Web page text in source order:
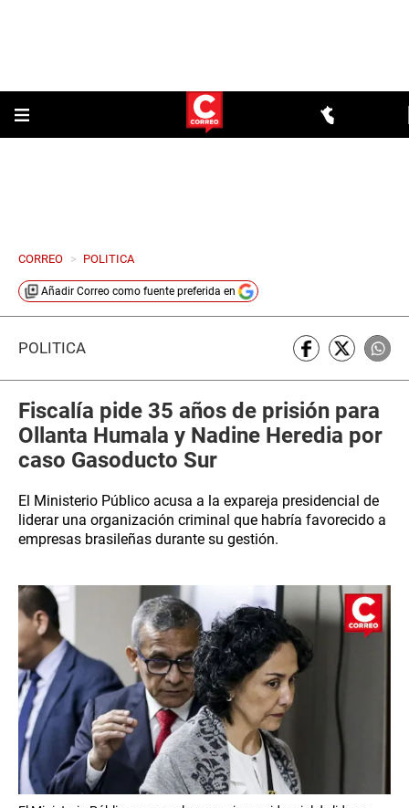
CORREO > POLITICA
Añadir Correo como fuente preferida en
POLÍTICA
Fiscalía pide 35 años de prisión para
Ollanta Humala y Nadine Heredia por
caso Gasoducto Sur
El Ministerio Público acusa a la expareja presidencial de
liderar una organización criminal que habría favorecido a
empresas brasileñas durante su gestión.